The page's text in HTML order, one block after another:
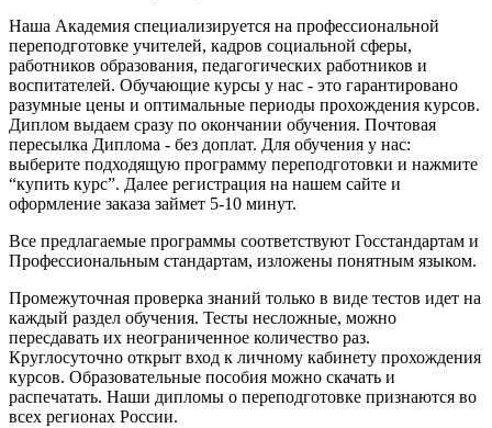
Наша Академия специализируется на профессиональной
переподготовке учителей, кадров социальной сферы,
работников образования, педагогических работников и
воспитателей. Обучающие курсы у нас - это гарантировано
разумные цены и оптимальные периоды прохождения курсов.
Диплом выдаем сразу по окончании обучения. Почтовая
пересылка Диплома - без доплат. Для обучения у нас:
выберите подходящую программу переподготовки и нажмите
“купить курс”. Далее регистрация на нашем сайте и
оформление заказа займет 5-10 минут.
Все предлагаемые программы соответствуют Госстандартам и
Профессиональным стандартам, изложены понятным языком.
Промежуточная проверка знаний только в виде тестов идет на
каждый раздел обучения. Тесты несложные, можно
пересдавать их неограниченное количество раз.
Круглосуточно открыт вход к личному кабинету прохождения
курсов. Образовательные пособия можно скачать и
распечатать. Наши дипломы о переподготовке признаются во
всех регионах России.